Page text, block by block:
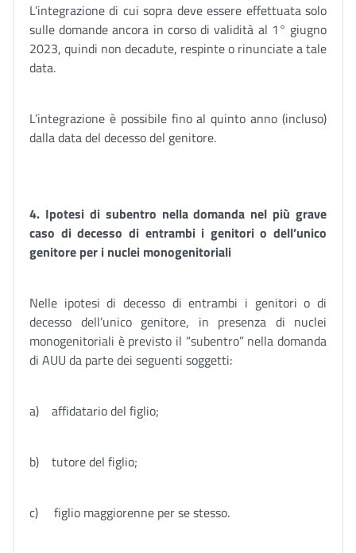
L’integrazione di cui sopra deve essere effettuata solo
sulle domande ancora in corso di validità al 1° giugno
2023, quindi non decadute, respinte o rinunciate a tale
data.
L’integrazione è possibile fino al quinto anno (incluso)
dalla data del decesso del genitore.
4. Ipotesi di subentro nella domanda nel più grave
caso di decesso di entrambi i genitori o dell’unico
genitore per i nuclei monogenitoriali
Nelle ipotesi di decesso di entrambi i genitori o di
decesso dell’unico genitore, in presenza di nuclei
monogenitoriali è previsto il “subentro” nella domanda
di AUU da parte dei seguenti soggetti:
a) affidatario del figlio;
b) tutore del figlio;
c) figlio maggiorenne per se stesso.